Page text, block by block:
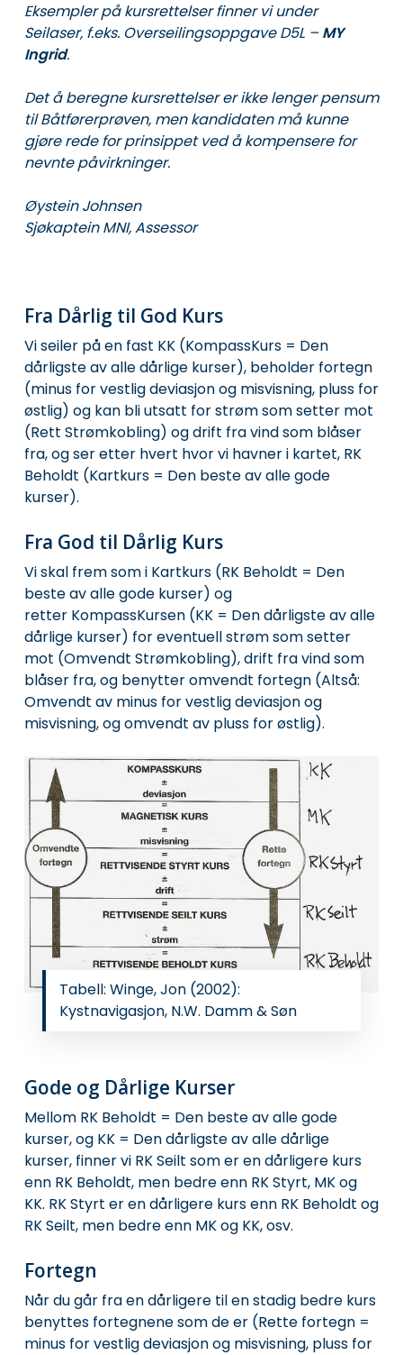
Eksempler på kursrettelser finner vi under
Seilaser, f.eks. Overseilingsoppgave D5L – MY
Ingrid.
Det å beregne kursrettelser er ikke lenger pensum
til Båtførerprøven, men kandidaten må kunne
gjøre rede for prinsippet ved å kompensere for
nevnte påvirkninger.
Øystein Johnsen
Sjøkaptein MNI, Assessor
Fra Dårlig til God Kurs
Vi seiler på en fast KK (KompassKurs = Den
dårligste av alle dårlige kurser), beholder fortegn
(minus for vestlig deviasjon og misvisning, pluss for
østlig) og kan bli utsatt for strøm som setter mot
(Rett Strømkobling) og drift fra vind som blåser
fra, og ser etter hvert hvor vi havner i kartet, RK
Beholdt (Kartkurs = Den beste av alle gode
kurser).
Fra God til Dårlig Kurs
Vi skal frem som i Kartkurs (RK Beholdt = Den
beste av alle gode kurser) og
retter KompassKursen (KK = Den dårligste av alle
dårlige kurser) for eventuell strøm som setter
mot (Omvendt Strømkobling), drift fra vind som
blåser fra, og benytter omvendt fortegn (Altså:
Omvendt av minus for vestlig deviasjon og
misvisning, og omvendt av pluss for østlig).
Tabell: Winge, Jon (2002):
Kystnavigasjon, N.W. Damm & Søn
Gode og Dårlige Kurser
Mellom RK Beholdt = Den beste av alle gode
kurser, og KK = Den dårligste av alle dårlige
kurser, finner vi RK Seilt som er en dårligere kurs
enn RK Beholdt, men bedre enn RK Styrt, MK og
KK. RK Styrt er en dårligere kurs enn RK Beholdt og
RK Seilt, men bedre enn MK og KK, osv.
Fortegn
Når du går fra en dårligere til en stadig bedre kurs
benyttes fortegnene som de er (Rette fortegn =
minus for vestlig deviasjon og misvisning, pluss for